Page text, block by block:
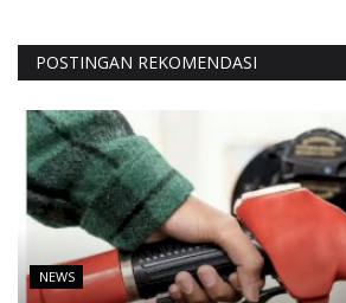
POSTINGAN REKOMENDASI
NEWS